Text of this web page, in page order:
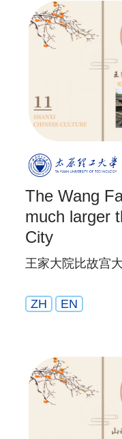
The Wang
much larger
City
王家大院比故宫
ZH EN